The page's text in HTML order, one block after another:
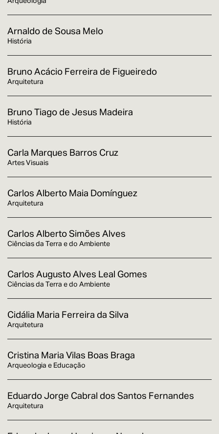
Arnaldo de Sousa Melo
História
Bruno Acácio Ferreira de Figueiredo
Arquitetura
Bruno Tiago de Jesus Madeira
História
Carla Marques Barros Cruz
Artes Visuais
Carlos Alberto Maia Domínguez
Arquitetura
Carlos Alberto Simões Alves
Ciências da Terra e do Ambiente
Carlos Augusto Alves Leal Gomes
Ciências da Terra e do Ambiente
Cidália Maria Ferreira da Silva
Arquitetura
Cristina Maria Vilas Boas Braga
Arqueologia e Educação
Eduardo Jorge Cabral dos Santos Fernandes
Arquitetura